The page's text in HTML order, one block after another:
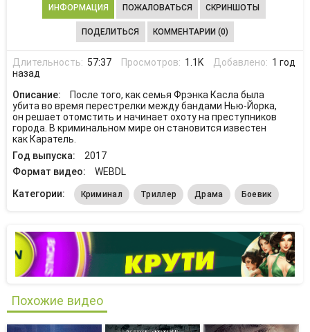
ИНФОРМАЦИЯ ПОЖАЛОВАТЬСЯ СКРИНШОТЫ
ПОДЕЛИТЬСЯ КОММЕНТАРИИ (0)
Длительность: 57:37 Просмотров: 1.1K Добавлено: 1 год
назад
Описание:
После того, как семья Фрэнка Касла была
убита во время перестрелки между бандами Нью-Йорка,
он решает отомстить и начинает охоту на преступников
города. В криминальном мире он становится известен
как Каратель.
Год выпуска:
2017
Формат видео:
WEBDL
Категории:
Криминал Триллер Драма Боевик
Похожие видео